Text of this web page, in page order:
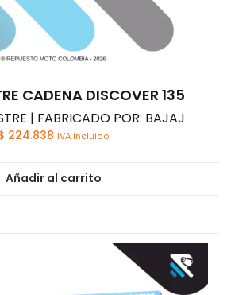
CADENA DISCOVER 135
| FABRICADO POR: BAJAJ
224.838 IVA incluido
Añadir al carrito